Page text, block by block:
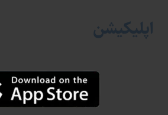
اپلیکیشن